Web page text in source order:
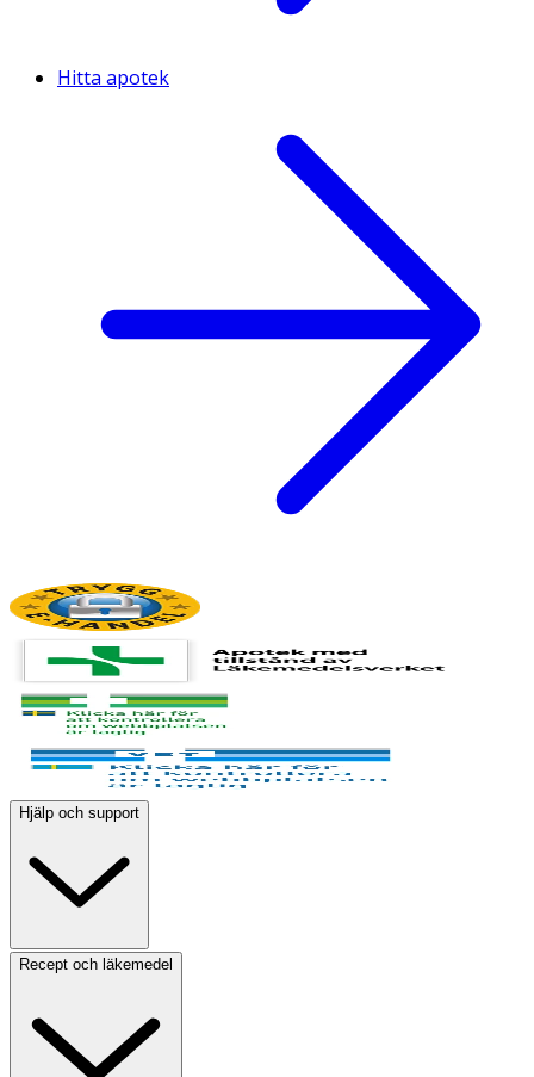
Hitta apotek
Hjälp och support
Recept och läkemedel